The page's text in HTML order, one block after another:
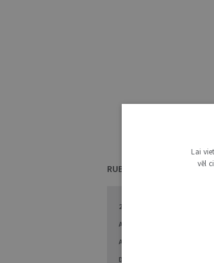
RUBRIKAS
2014. GADS LATVIJAS
AKADĒMISKĀ DZĪVE
ATSAUCOTIES UZ PUBLICĒTO
DARBĪBĀ
Lai
vēl